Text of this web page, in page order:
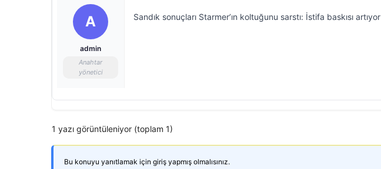
A
admin
Anahtar
yönetici
Sandık sonuçları Starmer’ın koltuğunu sarstı: İstifa baskısı artıyor
1 yazı görüntüleniyor (toplam 1)
Bu konuyu yanıtlamak için giriş yapmış olmalısınız.